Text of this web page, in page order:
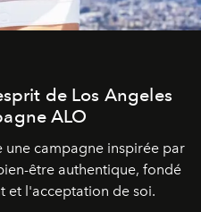
de Los Angeles
ALO
une campagne inspirée par
être authentique, fondé
et l'acceptation de soi.